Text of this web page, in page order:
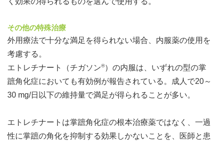
その他の特殊治療
外用療法で十分な満足を得られない場合、内服薬の使用を
考慮する。
エトレチナート（チガソン®）の内服は、いずれの型の掌
蹠角化症においても有効例が報告されている。成人で20～
30 mg/日以下の維持量で満足が得られることが多い。
エトレチナートは掌蹠角化症の根本治療薬ではなく、一過
性に掌蹠の角化を抑制する効果しかないことを、医師と患